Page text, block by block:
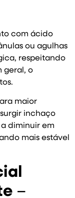
com ácido
ou agulhas
respeitando
geral, o
maior
inchaço
diminuir em
mais estável
–